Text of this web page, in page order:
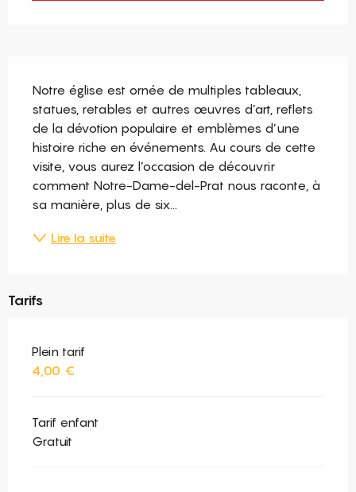
Notre église est ornée de multiples tableaux,
statues, retables et autres œuvres d’art, reflets
de la dévotion populaire et emblèmes d’une
histoire riche en événements. Au cours de cette
visite, vous aurez l’occasion de découvrir
comment Notre-Dame-del-Prat nous raconte, à
sa manière, plus de six...
Lire la suite
Tarifs
Plein tarif
4,00 €
Tarif enfant
Gratuit